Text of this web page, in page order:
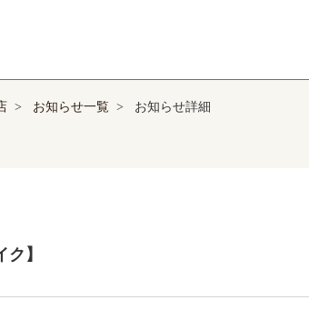
> お知らせ一覧 > お知らせ詳細
】